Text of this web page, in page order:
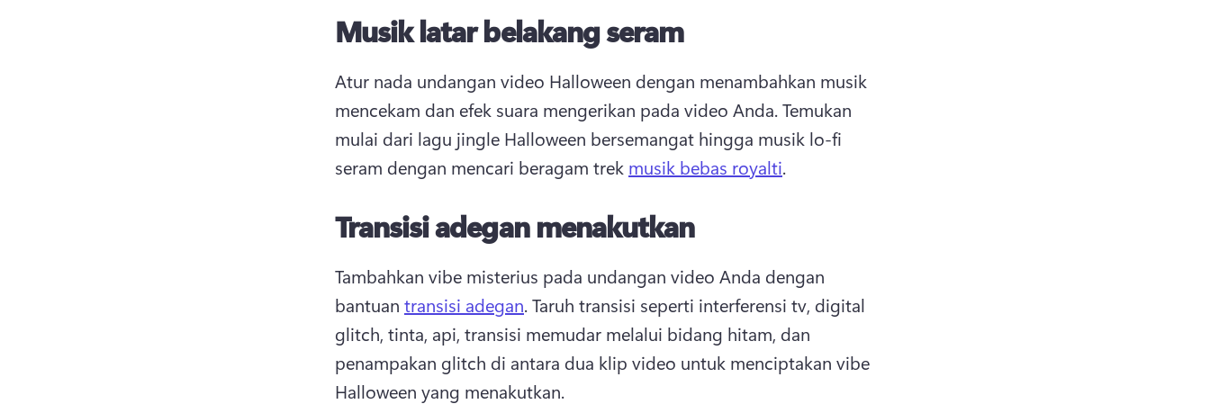
Musik latar belakang seram
Atur nada undangan video Halloween dengan menambahkan musik
mencekam dan efek suara mengerikan pada video Anda. Temukan
mulai dari lagu jingle Halloween bersemangat hingga musik lo-fi
seram dengan mencari beragam trek musik bebas royalti.
Transisi adegan menakutkan
Tambahkan vibe misterius pada undangan video Anda dengan
bantuan transisi adegan. Taruh transisi seperti interferensi tv, digital
glitch, tinta, api, transisi memudar melalui bidang hitam, dan
penampakan glitch di antara dua klip video untuk menciptakan vibe
Halloween yang menakutkan.